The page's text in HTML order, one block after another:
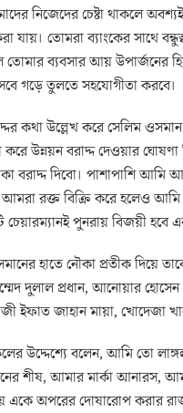
নিজেদের চেষ্টা থাকলে
যায়। তোমরা ব্যাংকের সাথে
তোমার ব্যবসার আয় উপার্জনের
গড়ে তুলতে সহযোগীতা করবে।
কথা উল্লেখ করে সেলিম
উন্নয়ন বরাদ্দ দেওয়ার
বরাদ্দ দিবো। পাশাপাশি আমি
আমরা রক্ত বিক্রি করে হলেও
চেয়ারম্যানই পুনরায় বিজয়ী
হাতে নৌকা প্রতীক দিয়ে
দুলাল প্রধান, আনোয়ার
ইফাত জাহান মায়া, খোদেজা
বলেন, আমি তো লাঙ্গল
শীষ, আমার মার্কা আনারস,
অপরের দোষারোপ করার